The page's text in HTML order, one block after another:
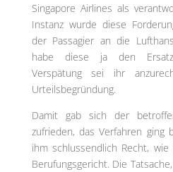
Singapore Airlines als
Instanz wurde diese
der Passagier an die
habe diese ja den
Verspätung sei ihr
Urteilsbegründung.
Damit gab sich der
zufrieden, das Verfahren ging
ihm schlussendlich Recht,
Berufungsgericht. Die